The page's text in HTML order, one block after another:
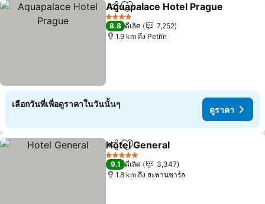
แชร์ เพิ่มในรายการโปรด
Aquapalace Hotel Prague
4 ดาว
8.8 ดีเลิศ
7,252
1.9 km ถึง Petřín
เลือกวันที่เพื่อดูราคาในวันนั้นๆ
ดูราคา
แชร์ เพิ่มในรายการโปรด
Hotel General
5 ดาว
9.1 ดีเลิศ
3,347
1.8 km ถึง สะพานชาร์ล